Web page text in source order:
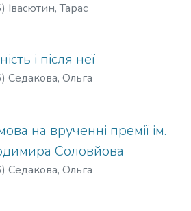
) Івасютин, Тарас
і після неї
) Седакова, Ольга
на врученні премії ім.
Соловйова
) Седакова, Ольга